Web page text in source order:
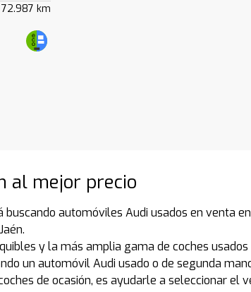
72.987 km
al mejor precio
automóviles Audi usados en venta
y la más amplia gama de coches
un automóvil Audi usado o de segunda
de ocasión, es ayudarle a seleccionar el